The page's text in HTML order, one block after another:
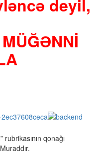
deyil,
qonağı